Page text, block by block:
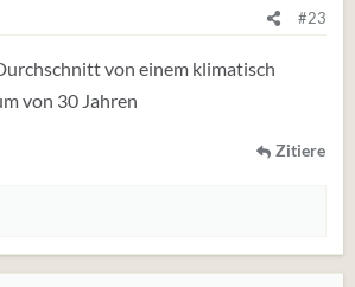
#23
von einem klimatisch
von 30 Jahren
Zitiere